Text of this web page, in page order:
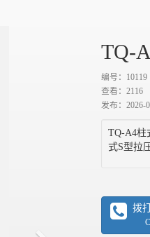
TQ-
编号：10119
查看： 2116
发布：2026-
TQ-A4柱
式S型拉
拨